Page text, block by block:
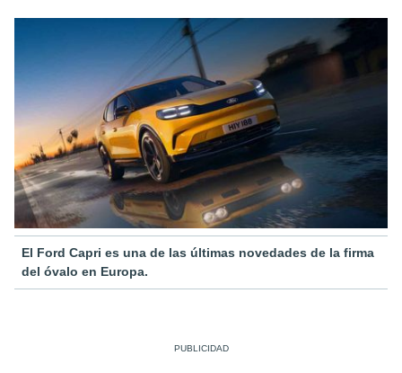
El Ford Capri es una de las últimas novedades de la firma
del óvalo en Europa.